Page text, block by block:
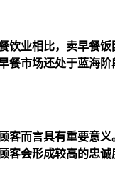
饮业相比，卖早餐
餐市场还处于蓝海阶
客而言具有重要意
客会形成较高的忠诚